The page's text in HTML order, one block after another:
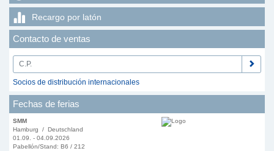
Recargo por latón
Contacto de ventas
Socios de distribución internacionales
Fechas de ferias
SMM
Hamburg / Deutschland
01.09. - 04.09.2026
Pabellón/Stand: B6 / 212